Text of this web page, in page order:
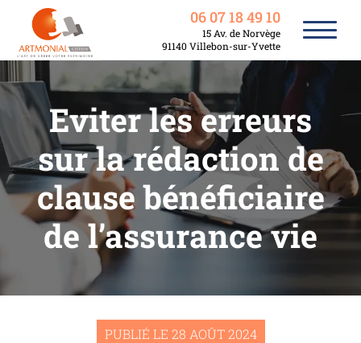
06 07 18 49 10
15 Av. de Norvège
91140 Villebon-sur-Yvette
Eviter les erreurs
sur la rédaction de
clause bénéficiaire
de l’assurance vie
PUBLIÉ LE 28 AOÛT 2024